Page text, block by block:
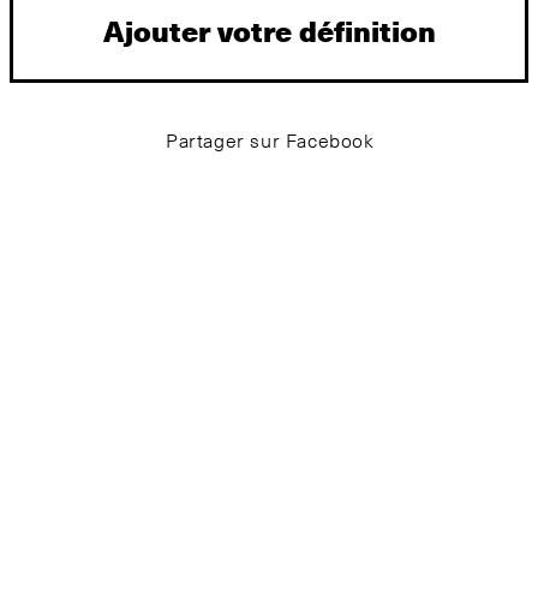
Ajouter votre définition
Partager sur Facebook